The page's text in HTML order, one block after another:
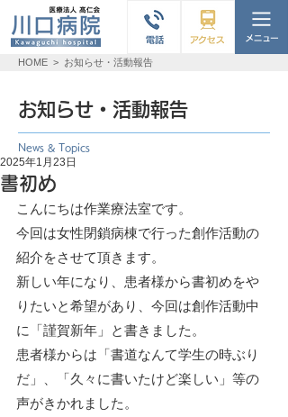
HOME > お知らせ・活動報告
お知らせ・活動報告
News & Topics
書初め
2025年1月23日
こんにちは作業療法室です。
今回は女性閉鎖病棟で行った創作活動の
紹介をさせて頂きます。
新しい年になり、患者様から書初めをや
りたいと希望があり、今回は創作活動中
に「謹賀新年」と書きました。
患者様からは「書道なんて学生の時ぶり
だ」、「久々に書いたけど楽しい」等の
声がきかれました。